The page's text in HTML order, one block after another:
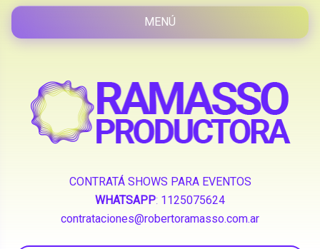
CONTRATÁ SHOWS PARA EVENTOS
WHATSAPP: 1125075624
contrataciones@robertoramasso.com.ar